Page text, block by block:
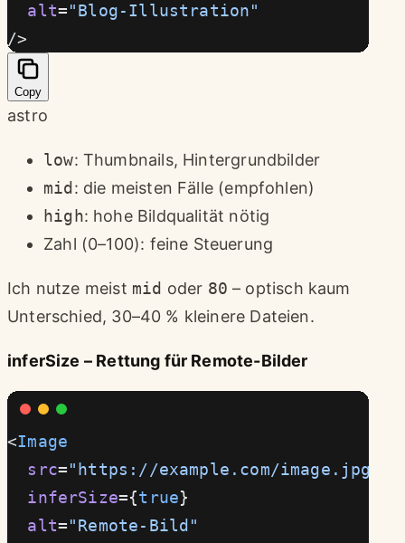
  alt
="Blog-Illustration"
/>
Copy
astro
low: Thumbnails, Hintergrundbilder
mid : die meisten Fälle (empfohlen)
high: hohe Bildqualität nötig
Zahl (0–100): feine Steuerung
Ich nutze meist mid oder 80 – optisch kaum
Unterschied, 30–40 % kleinere Dateien.
inferSize – Rettung für Remote-Bilder
<Image
  src
="https://example.com/image.jpg"
  inferSize
={true}
  alt
="Remote-Bild"